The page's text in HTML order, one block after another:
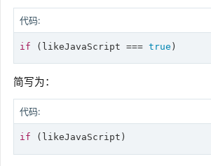
代码:
if (likeJavaScript === true
简写为：
代码:
if